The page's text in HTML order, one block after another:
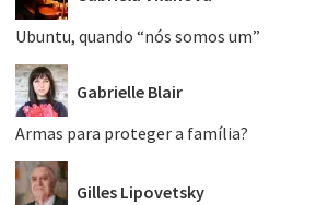
Ubuntu, quando “nós somos um”
Gabrielle Blair
Armas para proteger a família?
Gilles Lipovetsky